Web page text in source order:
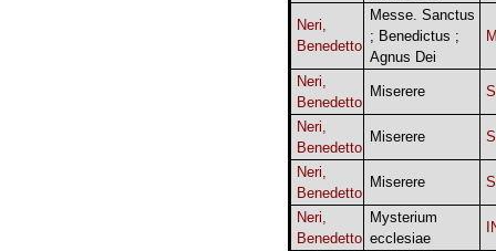
Neri,
Benedetto
Messe. Sanctus
; Benedictus ;
Agnus Dei
Neri,
Benedetto
Miserere
Neri,
Benedetto
Miserere
Neri,
Benedetto
Miserere
Neri,
Benedetto
Mysterium
ecclesiae